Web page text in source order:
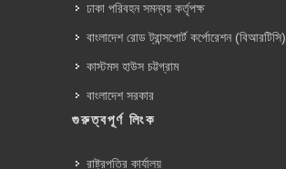
ঢাকা পরিবহন সমন্বয় কর্তৃপক্ষ
বাংলাদেশ রোড ট্রান্সপোর্ট কর্পোরেশন (বিআরটিসি)
কাস্টমস হাউস চট্টগ্রাম
বাংলাদেশ সরকার
গুরুত্বপূর্ণ লিংক
রাষ্ট্রপতির কার্যালয়